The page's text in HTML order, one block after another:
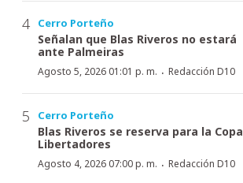
Cerro Porteño
Señalan que Blas Riveros no estará
ante Palmeiras
Agosto 5, 2026 01:01 p. m. · Redacción D10
Cerro Porteño
Blas Riveros se reserva para la Copa
Libertadores
Agosto 4, 2026 07:00 p. m. · Redacción D10